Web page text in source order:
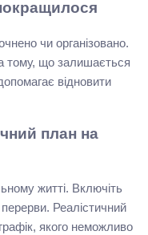
чи організовано.
тому, що залишається
відновити
план на
житті. Включіть
Реалістичний
якого неможливо